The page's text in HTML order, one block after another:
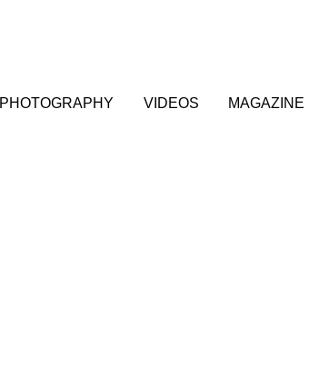
PHOTOGRAPHY VIDEOS MAGAZINE